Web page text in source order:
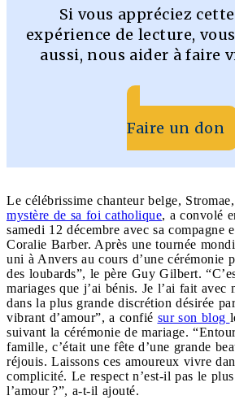
Si vous appréciez
expérience de lecture,
aussi, nous aider à faire
Faire un don
Le célébrissime chanteur belge, Stromae,
mystère de sa foi catholique, a convolé
samedi 12 décembre avec sa compagne
Coralie Barber. Après une tournée
uni à Anvers au cours d’une cérémonie
des loubards”, le père Guy Gilbert.
mariages que j’ai bénis. Je l’ai fait avec
dans la plus grande discrétion désirée
vibrant d’amour”, a confié sur son blog
suivant la cérémonie de mariage.
famille, c’était une fête d’une grande
réjouis. Laissons ces amoureux vivre
complicité. Le respect n’est-il pas le
l’amour ?”, a-t-il ajouté.